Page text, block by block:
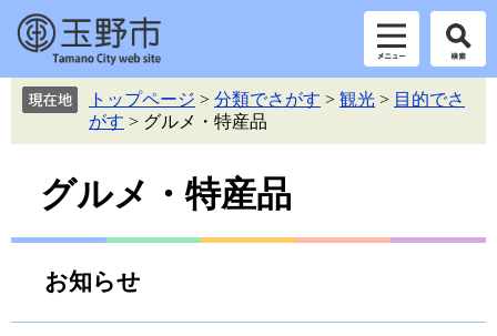
文
トップページ > 分類でさがす > 観光 > 目的でさ
がす > グルメ・特産品
グルメ・特産品
お知らせ